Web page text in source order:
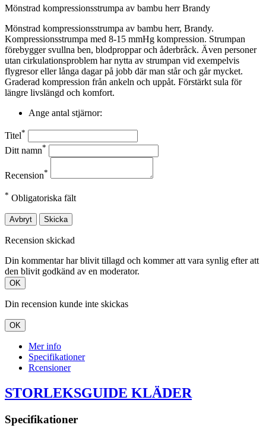
Mönstrad kompressionsstrumpa av bambu herr Brandy
Mönstrad kompressionsstrumpa av bambu herr, Brandy.
Kompressionsstrumpa med 8-15 mmHg kompression. Strumpan
förebygger svullna ben, blodproppar och åderbråck. Även personer
utan cirkulationsproblem har nytta av strumpan vid exempelvis
flygresor eller långa dagar på jobb där man står och går mycket.
Graderad kompression från ankeln och uppåt. Förstärkt sula för
längre livslängd och komfort.
Ange antal stjärnor:
Titel*
Ditt namn*
Recension*
* Obligatoriska fält
Avbryt Skicka
Recension skickad
Din kommentar har blivit tillagd och kommer att vara synlig efter att
den blivit godkänd av en moderator.
OK
Din recension kunde inte skickas
OK
Mer info
Specifikationer
Rcensioner
STORLEKSGUIDE KLÄDER
Specifikationer